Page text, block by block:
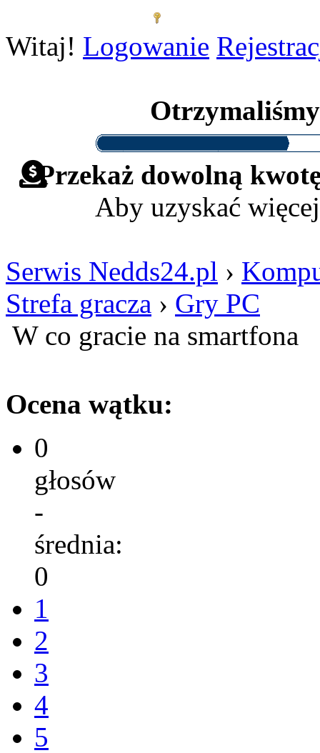
Witaj! Logowanie
Przekaż dowolną
Aby uzyskać
Serwis Nedds24.pl ›
Strefa gracza › Gry PC
W co gracie na smartfona
Ocena wątku:
0
głosów
-
średnia:
0
1
2
3
4
5